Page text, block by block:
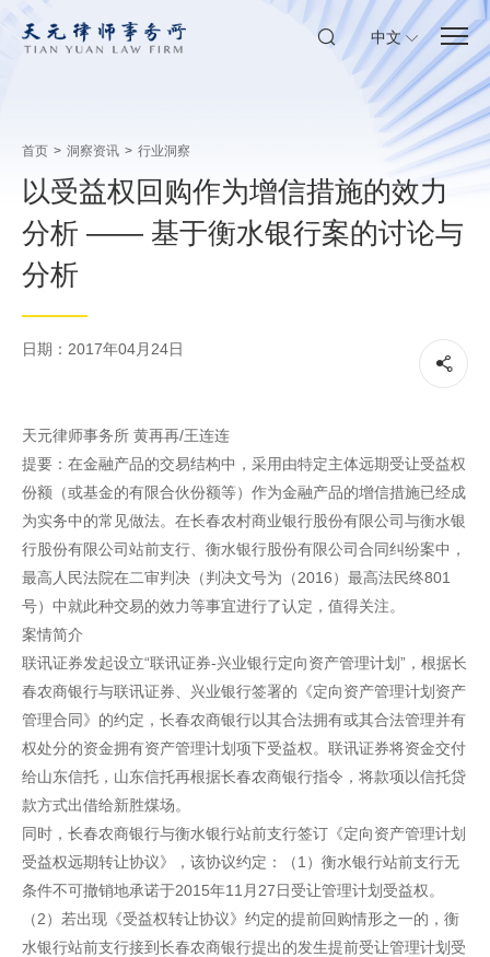
中文
首页 > 洞察资讯 > 行业洞察
以受益权回购作为增信措施的效力
分析 —— 基于衡水银行案的讨论与
分析
日期：2017年04月24日
天元律师事务所 黄再再/王连连
提要：在金融产品的交易结构中，采用由特定主体远期受让受益权
份额（或基金的有限合伙份额等）作为金融产品的增信措施已经成
为实务中的常见做法。在长春农村商业银行股份有限公司与衡水银
行股份有限公司站前支行、衡水银行股份有限公司合同纠纷案中，
最高人民法院在二审判决（判决文号为（2016）最高法民终801
号）中就此种交易的效力等事宜进行了认定，值得关注。
案情简介
联讯证券发起设立“联讯证券-兴业银行定向资产管理计划”，根据长
春农商银行与联讯证券、兴业银行签署的《定向资产管理计划资产
管理合同》的约定，长春农商银行以其合法拥有或其合法管理并有
权处分的资金拥有资产管理计划项下受益权。联讯证券将资金交付
给山东信托，山东信托再根据长春农商银行指令，将款项以信托贷
款方式出借给新胜煤场。
同时，长春农商银行与衡水银行站前支行签订《定向资产管理计划
受益权远期转让协议》，该协议约定：（1）衡水银行站前支行无
条件不可撤销地承诺于2015年11月27日受让管理计划受益权。
（2）若出现《受益权转让协议》约定的提前回购情形之一的，衡
水银行站前支行接到长春农商银行提出的发生提前受让管理计划受